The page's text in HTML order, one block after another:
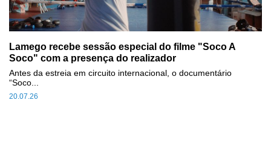
Lamego recebe sessão especial do filme "Soco A
Soco" com a presença do realizador
20.07.26
Antes da estreia em circuito internacional, o documentário
“Soco...